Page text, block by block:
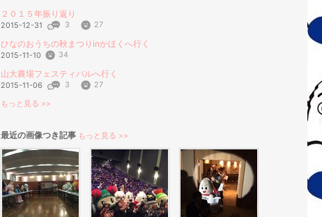
２０１５年振り返り
2015-12-31 3 27
ひなのおうちの秋まつりinかほくへ行く
2015-11-10 34
山大農場フェスティバルへ行く
2015-11-06 3 27
もっと見る >>
最近の画像つき記事 もっと見る >>